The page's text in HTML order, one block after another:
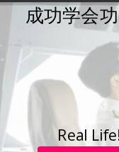
咨询热线：
4006-
如果你的工作太忙，每
差，到处飞。。。。每
的工作如此之忙，忙了
到学习班上课…..
成功学会
Real